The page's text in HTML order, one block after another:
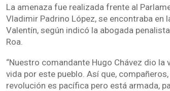
La amenaza fue realizada frente al
Vladimir Padrino López, se encontraba
Valentín, según indicó la abogada
Roa.
“Nuestro comandante Hugo Chávez dio
vida por este pueblo. Así que,
revolución es pacífica pero está armada,